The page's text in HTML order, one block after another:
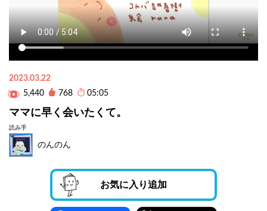
2023.03.22
5,440
768 05:05
ママに早く会いたくて。
読み手
のんのん
お気に入り追加